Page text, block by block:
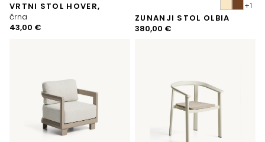
VRTNI STOL HOVER,
črna
43,00 €
ZUNANJI STOL OLBIA
380,00 €